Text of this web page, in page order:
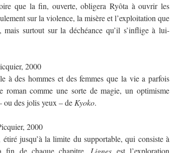
que la fin, ouverte, obligera Ryôta à ouvrir les
sur la violence, la misère et l’exploitation que
mais surtout sur la déchéance qu’il s’inflige à lui-
2000
à des hommes et des femmes que la vie a parfois
roman comme une sorte de magie, un optimisme
des jolis yeux – de Kyoko.
2000
jusqu’à la limite du supportable, qui consiste à
fin de chaque chapitre, Lignes est l’exploration